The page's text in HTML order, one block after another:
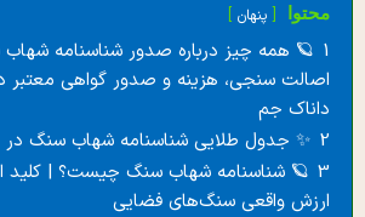
محتوا پنهان
1 🪐 همه چیز درباره صدور شناسنامه
اصالت‌ سنجی، هزینه و صدور گواهی
داناک جم
2 ✨ جدول طلایی شناسنامه شهاب سنگ در
3 🪐 شناسنامه شهاب سنگ چیست؟ | کلید
ارزش واقعی سنگ‌های فضایی